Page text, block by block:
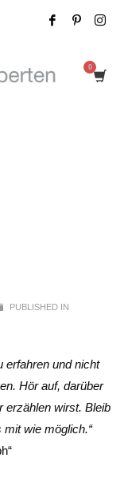
PUBLISHED IN
erfahren und nicht
Hör auf, darüber
erzählen wirst. Bleib
wie möglich.“